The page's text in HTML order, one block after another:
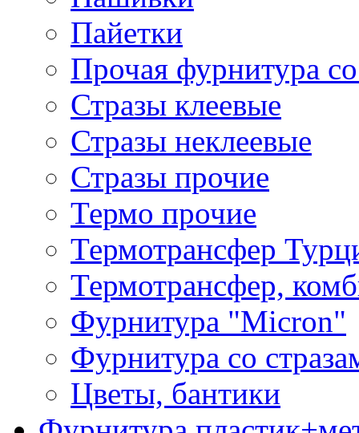
Пайетки
Прочая фурнитура
Стразы клеевые
Стразы неклеевые
Стразы прочие
Термо прочие
Термотрансфер
Термотрансфер,
Фурнитура "Micron"
Фурнитура со
Цветы, бантики